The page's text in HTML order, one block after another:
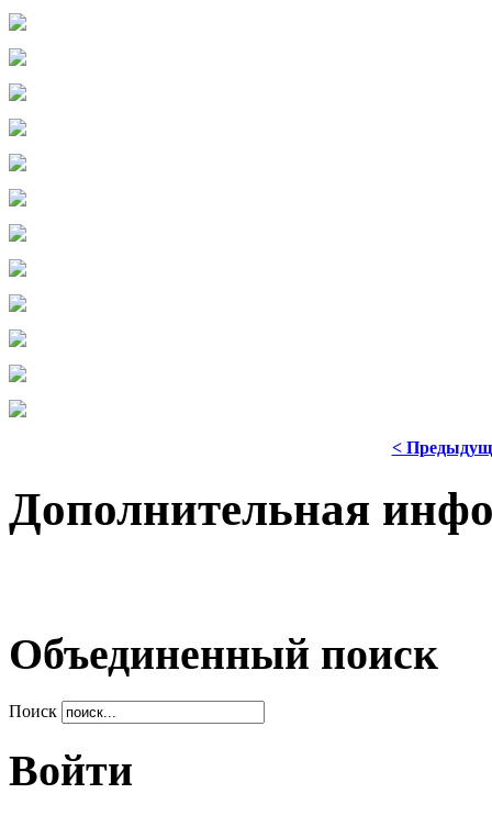
<
Дополнительная
Объединенный поиск
Поиск
Войти